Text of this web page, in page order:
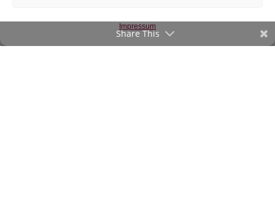
Impressum
€15,50/m
inkl. 20 % MwSt.
Share This